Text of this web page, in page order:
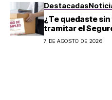
Destacadas
¿Te quedaste
tramitar el
2026:
7 DE AGOSTO DE 2026